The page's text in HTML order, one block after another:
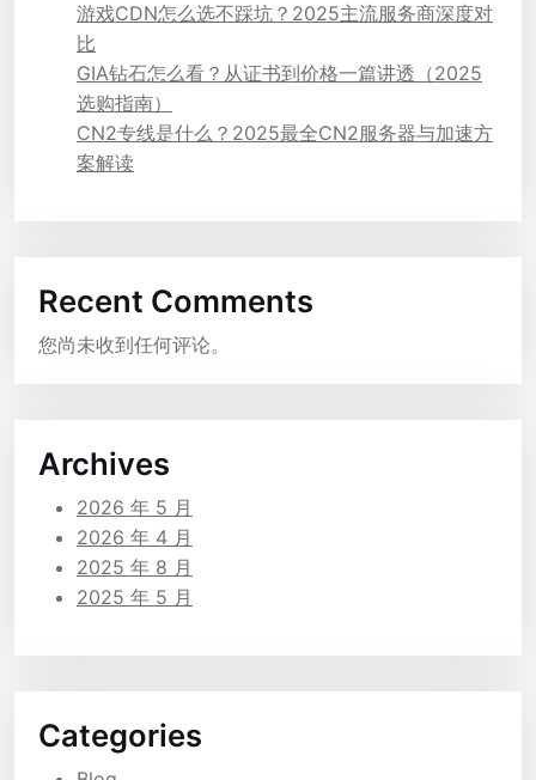
游戏CDN怎么选不踩坑？2025主流服务商深度对
比
GIA钻石怎么看？从证书到价格一篇讲透（2025
选购指南）
CN2专线是什么？2025最全CN2服务器与加速方
案解读
Recent Comments
您尚未收到任何评论。
Archives
2026 年 5 月
2026 年 4 月
2025 年 8 月
2025 年 5 月
Categories